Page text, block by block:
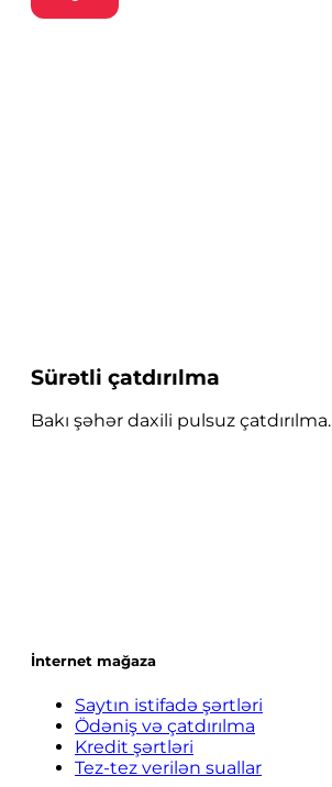
Sürətli çatdırılma
Bakı şəhər daxili pulsuz çatdırılma.
İnternet mağaza
Saytın istifadə şərtləri
Ödəniş və çatdırılma
Kredit şərtləri
Tez-tez verilən suallar